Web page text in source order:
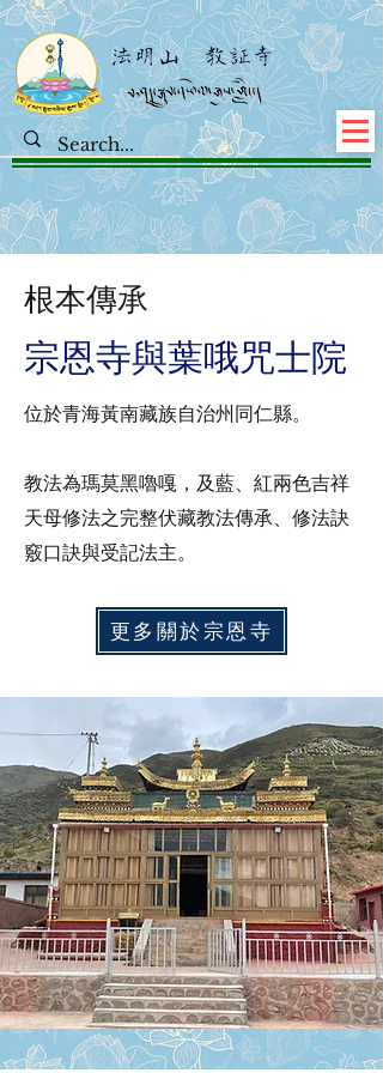
​根本傳承
宗恩寺與葉哦咒士院
位於青海黃南藏族自治州同仁縣。
教法為瑪莫黑嚕嘎，及藍、紅兩色吉祥
天母修法之完整伏藏教法傳承、修法訣
竅口訣與受記法主。
更多關於宗恩寺